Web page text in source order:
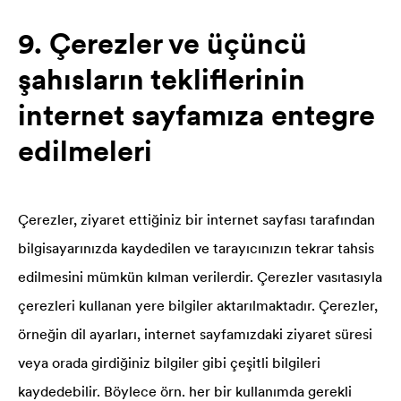
9. Çerezler ve üçüncü
şahısların tekliflerinin
internet sayfamıza entegre
edilmeleri
Çerezler, ziyaret ettiğiniz bir internet sayfası tarafından
bilgisayarınızda kaydedilen ve tarayıcınızın tekrar tahsis
edilmesini mümkün kılman verilerdir. Çerezler vasıtasıyla
çerezleri kullanan yere bilgiler aktarılmaktadır. Çerezler,
örneğin dil ayarları, internet sayfamızdaki ziyaret süresi
veya orada girdiğiniz bilgiler gibi çeşitli bilgileri
kaydedebilir. Böylece örn. her bir kullanımda gerekli